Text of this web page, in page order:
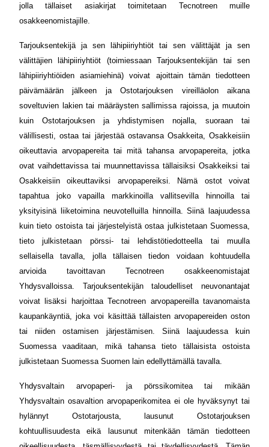
jolla tällaiset asiakirjat toimitetaan Tecnotreen muille
osakkeenomistajille.
Tarjouksentekijä ja sen lähipiiriyhtiöt tai sen välittäjät ja sen
välittäjien lähipiiriyhtiöt (toimiessaan Tarjouksentekijän tai sen
lähipiiriyhtiöiden asiamiehinä) voivat ajoittain tämän tiedotteen
päivämäärän jälkeen ja Ostotarjouksen vireilläolon aikana
soveltuvien lakien tai määräysten sallimissa rajoissa, ja muutoin
kuin Ostotarjouksen ja yhdistymisen nojalla, suoraan tai
välillisesti, ostaa tai järjestää ostavansa Osakkeita, Osakkeisiin
oikeuttavia arvopapereita tai mitä tahansa arvopapereita, jotka
ovat vaihdettavissa tai muunnettavissa tällaisiksi Osakkeiksi tai
Osakkeisiin oikeuttaviksi arvopapereiksi. Nämä ostot voivat
tapahtua joko vapailla markkinoilla vallitsevilla hinnoilla tai
yksityisinä liiketoimina neuvotelluilla hinnoilla. Siinä laajuudessa
kuin tieto ostoista tai järjestelyistä ostaa julkistetaan Suomessa,
tieto julkistetaan pörssi- tai lehdistötiedotteella tai muulla
sellaisella tavalla, jolla tällaisen tiedon voidaan kohtuudella
arvioida tavoittavan Tecnotreen osakkeenomistajat
Yhdysvalloissa. Tarjouksentekijän taloudelliset neuvonantajat
voivat lisäksi harjoittaa Tecnotreen arvopapereilla tavanomaista
kaupankäyntiä, joka voi käsittää tällaisten arvopapereiden oston
tai niiden ostamisen järjestämisen. Siinä laajuudessa kuin
Suomessa vaaditaan, mikä tahansa tieto tällaisista ostoista
julkistetaan Suomessa Suomen lain edellyttämällä tavalla.
Yhdysvaltain arvopaperi- ja pörssikomitea tai mikään
Yhdysvaltain osavaltion arvopaperikomitea ei ole hyväksynyt tai
hylännyt Ostotarjousta, lausunut Ostotarjouksen
kohtuullisuudesta eikä lausunut mitenkään tämän tiedotteen